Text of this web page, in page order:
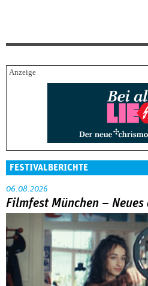
FESTIVALBERICHTE
06.08.2026
Filmfest München – Neues